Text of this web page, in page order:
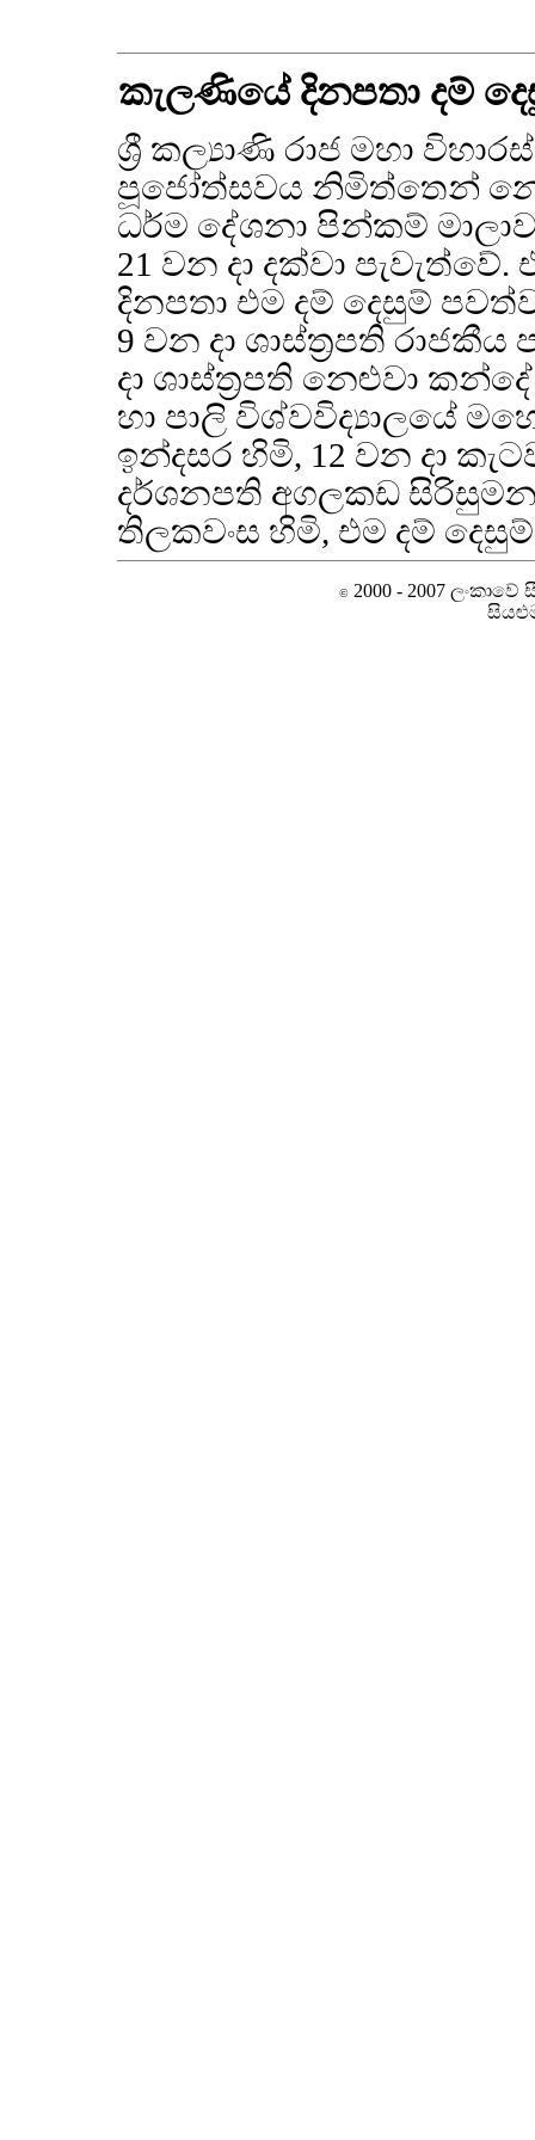
කැලණියේ දිනපතා දම්
ශ්‍රී කල්‍යාණි රාජ මහා
පූජෝත්සවය නිමිත්තෙන්
ධර්ම දේශනා පින්කම් මාලාව
21 වන දා දක්වා
දිනපතා එම දම් දෙසුම්
9 වන දා ශාස්ත්‍රපති
දා ශාස්ත්‍රපති නෙළුවා
හා පාලි විශ්වවිද්‍යාලයේ
ඉන්දසර හිමි, 12 වන දා
දර්ශනපති අගලකඩ සිරිසුමන
තිලකවංස හිමි, එම දම්
©2000 - 2007